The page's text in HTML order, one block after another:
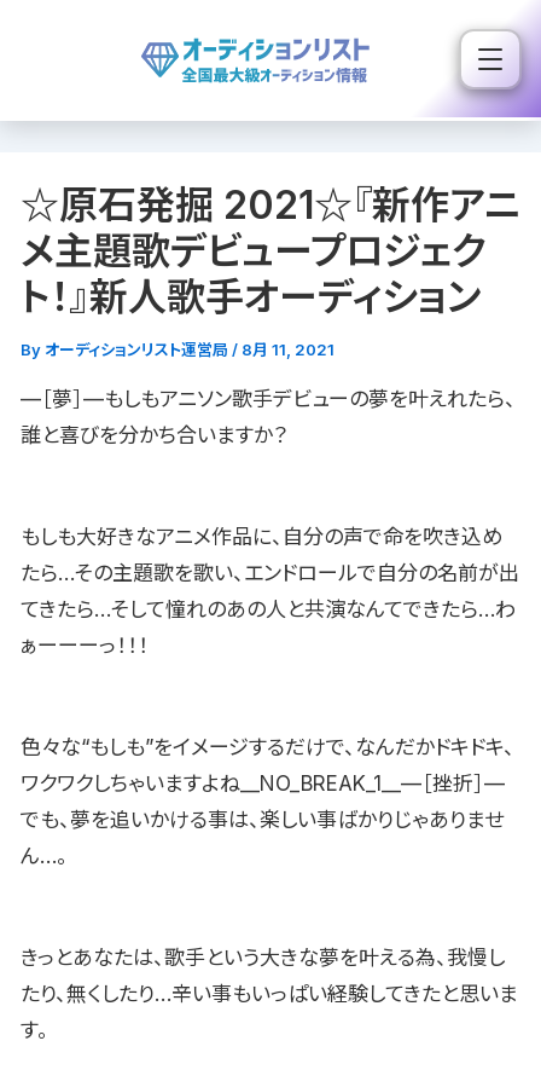
ス
☆原石発掘 2021☆『新作アニ
メ主題歌デビュープロジェク
ト！』新人歌手オーディション
By オーディションリスト運営局 / 8月 11, 2021
—［夢］—もしもアニソン歌手デビューの夢を叶えれたら、
誰と喜びを分かち合いますか？
もしも大好きなアニメ作品に、自分の声で命を吹き込め
たら…その主題歌を歌い、エンドロールで自分の名前が出
てきたら…そして憧れのあの人と共演なんてできたら…わ
ぁーーーっ！！！
色々な“もしも”をイメージするだけで、なんだかドキドキ、
ワクワクしちゃいますよね__NO_BREAK_1__—［挫折］—
でも、夢を追いかける事は、楽しい事ばかりじゃありませ
ん…。
きっとあなたは、歌手という大きな夢を叶える為、我慢し
たり、無くしたり…辛い事もいっぱい経験してきたと思いま
す。